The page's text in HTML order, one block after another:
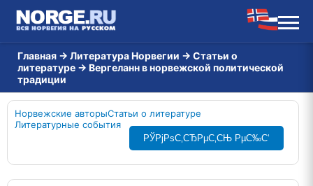
Главная → Литература Норвегии → Статьи о
литературе → Вергеланн в норвежской политической
традиции
Норвежские авторыСтатьи о литературе
Литературные события
РЎРјРѕС‚СЂРµС‚СЊ РµС‰С‘